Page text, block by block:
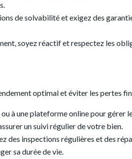
de solvabilité et exigez des
soyez réactif et respectez les
optimal et éviter les pertes
ou à une plateforme online pour
un suivi régulier de votre bien.
des inspections régulières et des
sa durée de vie.